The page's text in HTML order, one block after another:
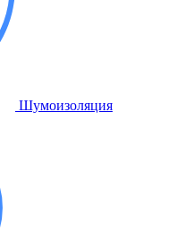
Шумоизоляция